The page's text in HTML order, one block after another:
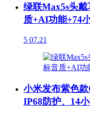
绿联Max5s头
质+AI功能+74
5 07.21
小米发布紫色款
IP68防护、14